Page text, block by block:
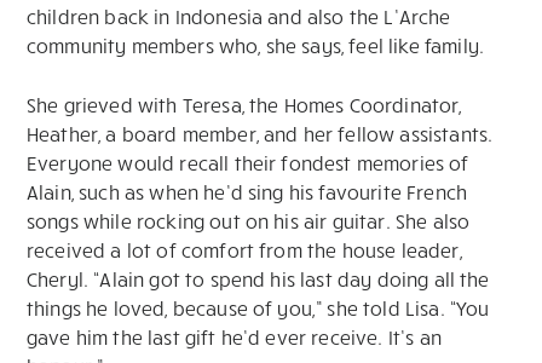
children back in Indonesia and also the L’Arche
community members who, she says, feel like family.
She grieved with Teresa, the Homes Coordinator,
Heather, a board member, and her fellow assistants.
Everyone would recall their fondest memories of
Alain, such as when he’d sing his favourite French
songs while rocking out on his air guitar. She also
received a lot of comfort from the house leader,
Cheryl. “Alain got to spend his last day doing all the
things he loved, because of you,” she told Lisa. “You
gave him the last gift he’d ever receive. It’s an